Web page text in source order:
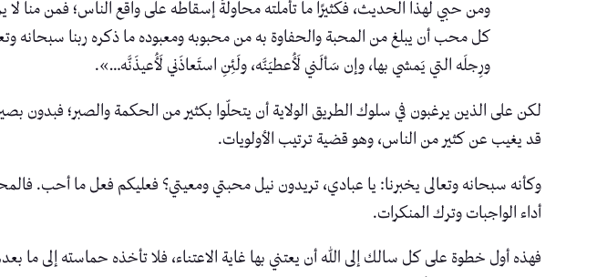
ومن حبي لهذا الحديث، فكثيرًا ما تأملته محاولةً إسقاطه على واقع الناس؛ فمن منا
كل محب أن يبلغ من المحبة والحفاوة به من محبوبه ومعبوده ما ذكره ربنا سبحانه
ورِجلَه التي يَمشي بها، وإن سَألَني لَأُعطيَنَّه، ولَئِنِ استَعاذَني لَأُعيذَنَّه…».
لكن على الذين يرغبون في سلوك الطريق الولاية أن يتحلّوا بكثير من الحكمة والصبر؛ فبدون
قد يغيب عن كثير من الناس، وهو قضية ترتيب الأولويات.
وكأنه سبحانه وتعالى يخبرنا: يا عبادي، تريدون نيل محبتي ومعيتي؟ فعليكم فعل ما أحب.
أداء الواجبات وترك المنكرات.
فهذه أول خطوة على كل سالك إلى الله أن يعتني بها غاية الاعتناء، فلا تأخذه حماسته